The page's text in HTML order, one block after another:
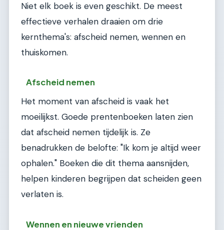
Niet elk boek is even geschikt. De meest
effectieve verhalen draaien om drie
kernthema's: afscheid nemen, wennen en
thuiskomen.
Afscheid nemen
Het moment van afscheid is vaak het
moeilijkst. Goede prentenboeken laten zien
dat afscheid nemen tijdelijk is. Ze
benadrukken de belofte: "Ik kom je altijd weer
ophalen." Boeken die dit thema aansnijden,
helpen kinderen begrijpen dat scheiden geen
verlaten is.
Wennen en nieuwe vrienden